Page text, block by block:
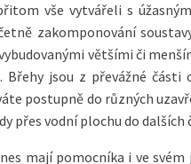
vše vytvářeli s
zakomponování
většími či
jsou z převážné části
postupně do různých
přes vodní plochu do dalších
mají pomocníka i ve